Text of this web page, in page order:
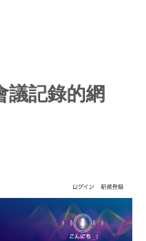
議記錄的網